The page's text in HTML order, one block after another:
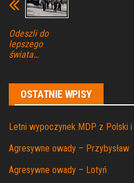
Odeszli do
lepszego
świata…
OSTATNIE WPISY
Letni wypoczynek MDP z Polski
Agresywne owady – Przybysław
Agresywne owady – Lotyń